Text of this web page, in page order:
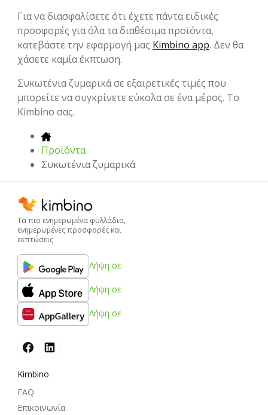
Για να διασφαλίσετε ότι έχετε πάντα ειδικές
προσφορές για όλα τα διαθέσιμα προϊόντα,
κατεβάστε την εφαρμογή μας Kimbino app. Δεν θα
χάσετε καμία έκπτωση.
Συκωτένια ζυμαρικά σε εξαιρετικές τιμές που
μπορείτε να συγκρίνετε εύκολα σε ένα μέρος. Το
Kimbino σας.
Προϊόντα
Συκωτένια ζυμαρικά
Τα πιο ενημερωμένα φυλλάδια,
ενημερωμένες προσφορές και
εκπτώσεις
Λήψη σε
Λήψη σε
Λήψη σε
Kimbino
FAQ
Επικοινωνία